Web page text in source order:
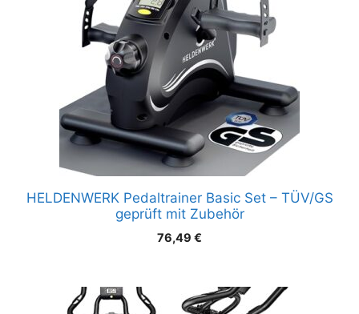
HELDENWERK Pedaltrainer Basic Set – TÜV/GS
geprüft mit Zubehör
76,49 €